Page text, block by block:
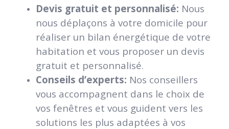
Devis gratuit et personnalisé: Nous
nous déplaçons à votre domicile pour
réaliser un bilan énergétique de votre
habitation et vous proposer un devis
gratuit et personnalisé.
Conseils d’experts: Nos conseillers
vous accompagnent dans le choix de
vos fenêtres et vous guident vers les
solutions les plus adaptées à vos